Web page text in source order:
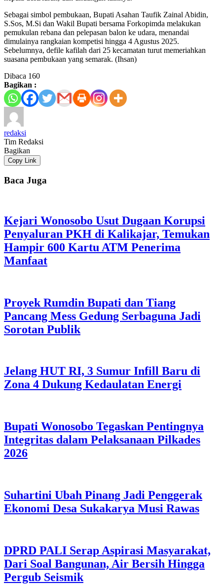
Sebagai simbol pembukaan, Bupati Asahan Taufik Zainal Abidin,
S.Sos, M.Si dan Wakil Bupati bersama Forkopimda melakukan
pemukulan rebana dan pelepasan balon ke udara, menandai
dimulainya rangkaian kompetisi hingga 4 Agustus 2025.
Sebelumnya, defile kafilah dari 25 kecamatan turut memeriahkan
suasana pembukaan yang semarak. (Ihsan)
Dibaca 160
Bagikan :
redaksi
Tim Redaksi
Bagikan
Copy Link
Baca Juga
Kejari Wonosobo Usut Dugaan Korupsi
Penyaluran PKH di Kalikajar, Temukan
Hampir 600 Kartu ATM Penerima
Manfaat
Proyek Rumdin Bupati dan Tiang
Pancang Mess Gedung Serbaguna Jadi
Sorotan Publik
Jelang HUT RI, 3 Sumur Infill Baru di
Zona 4 Dukung Kedaulatan Energi
Bupati Wonosobo Tegaskan Pentingnya
Integritas dalam Pelaksanaan Pilkades
2026
Suhartini Ubah Pinang Jadi Penggerak
Ekonomi Desa Sukakarya Musi Rawas
DPRD PALI Serap Aspirasi Masyarakat,
Dari Soal Bangunan, Air Bersih Hingga
Pergub Seismik